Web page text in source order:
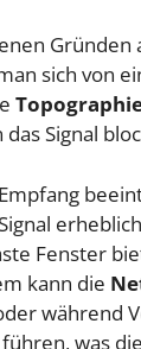
Gründen
sich von
Signal
Fenster
kann die
während
was